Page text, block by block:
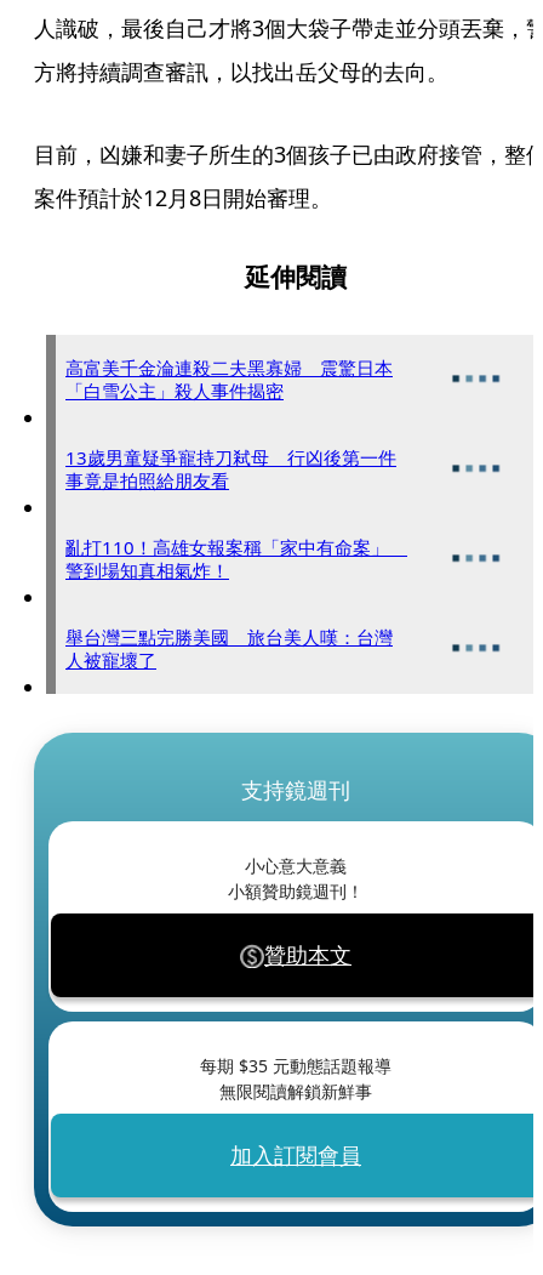
人識破，最後自己才將3個大袋子帶走並分頭丟棄，
方將持續調查審訊，以找出岳父母的去向。
目前，凶嫌和妻子所生的3個孩子已由政府接管，整
案件預計於12月8日開始審理。
延伸閱讀
高富美千金淪連殺二夫黑寡婦 震驚日本
「白雪公主」殺人事件揭密
13歲男童疑爭寵持刀弒母 行凶後第一件
事竟是拍照給朋友看
亂打110！高雄女報案稱「家中有命案」
警到場知真相氣炸！
舉台灣三點完勝美國 旅台美人嘆：台灣
人被寵壞了
支持鏡週刊
小心意大意義
小額贊助鏡週刊！
贊助本文
每期 $35 元動態話題報導
無限閱讀解鎖新鮮事
加入訂閱會員